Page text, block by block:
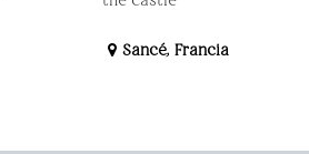
Sancé, Francia